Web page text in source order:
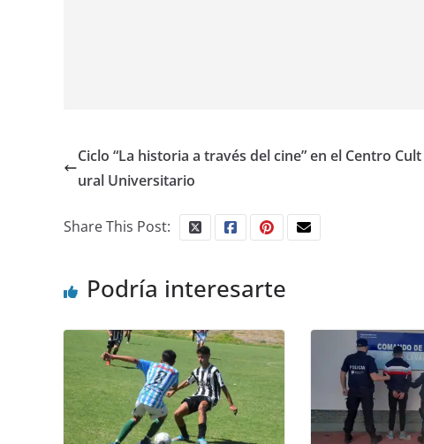
Ciclo “La historia a través del cine” en el Centro Cult
ural Universitario
Share This Post:
Podría interesarte